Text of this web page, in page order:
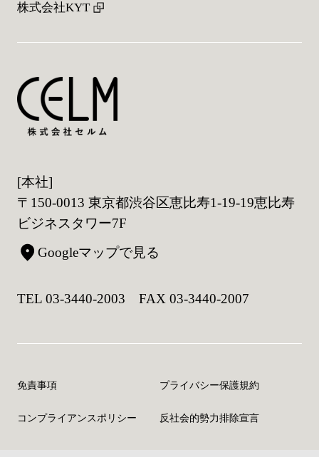
株式会社KYT
[本社]
〒150-0013 東京都渋谷区恵比寿1-19-19恵比寿
ビジネスタワー7F
Googleマップで見る
TEL 03-3440-2003 FAX 03-3440-2007
免責事項 プライバシー保護規約
コンプライアンスポリシー 反社会的勢力排除宣言